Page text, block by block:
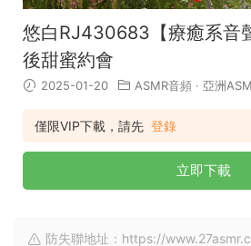
悠白RJ430683【療癒系音
後甜蜜約會
2025-01-20 ASMR音頻 · 亞洲
僅限VIP下載，請先 登錄
立即下載
防失聯地址：https://